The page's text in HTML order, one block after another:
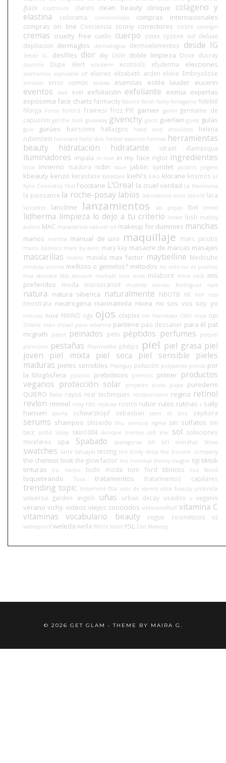
glaze
cicatricure. clarins clean beauty clinique
colágeno y
elastina
colorama commonlabs
compras internacionales
compras on line Conciencia coony correctores cosrx covergirl
cremas cruelty free cuello cuerpo cutex cyzone ddf deluxe
depilacion dermaglos dermalogica dermoelementos desde IG
desde IG. desfiles dior diy DKNY doble limpieza Dove ducray
dumitié Dupe Alert ecoderm ecotools efyderma elecciones
elementos esenciales elf elixires elizabeth arden elvive Embryolisse
emolan error común escada esencias estée lauder eucerin
eventos ewe exel exfoliación exfoliante eximia expertas
exposoma face charts farmacity fascino fendi fenty ferragamo fidelité
filorga
Foreo forlle'd Framesi frizz FYI garnier gentil germaine de
capuccini get the look giveaway givenchy gucci guerlain guess guías
guiv gurúes hairssime hallazgos head and shoulders
helena
rubinstein heliocare hello skin herbal essences hermes herramientas
beauty
hidratación hidratante idraet illamasqua
iluminadores impala in love in my face inglot ingredientes
Inoa invierno Isadora isdin issue jabón syndet jactan's jergens
kbeauty kenzo kerastase Kérastase kiehl's kiko klorane kosmos kr
Kylie Cosmetics l'bel l'occitane L'Oreal la cruel verdad La Pasionaria
la puissance la roche-posay labios laboratorio once laborit laca
lancaster lancôme lanzamientos las pepas lbel lemel
lidherma limpieza lo dejo a tu criterio loewe lush mabby
autino MAC macadamia natural oil makeup for dummies manchas
manos mantra manual de uso maquillaje marc jacobs
mario badescu mark by avon mary kay masacre de marcas masajes
mascarillas matrix mavala max factor maybelline Medicube
medusa colores mellizos o gemelos? métodos mi voto no es positivo
mia skincare Mía skincare michael kors mies milaborit minx nails mis
preferidos
moda moroccanoil mustela narciso Rodriguez nars
natura natura siberica naturalmente NBOTB NE nell ross
neostrata neutrogena niacinamida nivea no sos vos soy yo
noticias nuxe NWNO ogx ojos olaplex ole henriksen OMS onyx opi
Orlane osis+ otowil paco rabanne pantene pao dessaner para él pat
mcgrath
payot peinados pelo péptidos perfumes
perpiel
perricone pestañas PharmaMel philips piel piel grasa piel
joven
piel mixta piel seca piel sensible
pieles
maduras pieles sensibles Pitanguy polución polysianes ponds por
la blogósfera
positivo prebióticos premios primer productos
veganos protección solar proyecto auras pupa
purederm
QUIERO Raise rayos real techniques recessionismo regina retinol
revlon rimmel roby roc rosácea rostro rubor rulos rutinas s sally
hansen
sauna schwarzkopf sebastian semi di lino sephora
serums shampoo shiseido shu uemura sigma sin sulfatos sin
tacc sinful Sisley skin1004 skincare memes sofí klei sol soluciones
micelares
spa Spabado spatagonia sri sri stendhal StIves
swatches tarte tatuajes testing the body shop the booster company
the chemist look the glow factor the minimal thierry mugler tigi tiktok
tinturas
tio nacho todo moda tom ford tónicos too faced
toqueteando Tous tratamientos tratamientos capilares
trending topic tresemmé tsu ulric de varens ultra beauty umbrella
universo garden angels uñas urban decay usados v veganis
verano vichy videos viejos conocidos viktorandRolf vitamina C
vitaminas
vocabulario beauty vogue cosméticos vz
waterproof weleda wella White label YSL Zao Makeup
© 2026 GET GLAM • THEME BY MAIRA G.